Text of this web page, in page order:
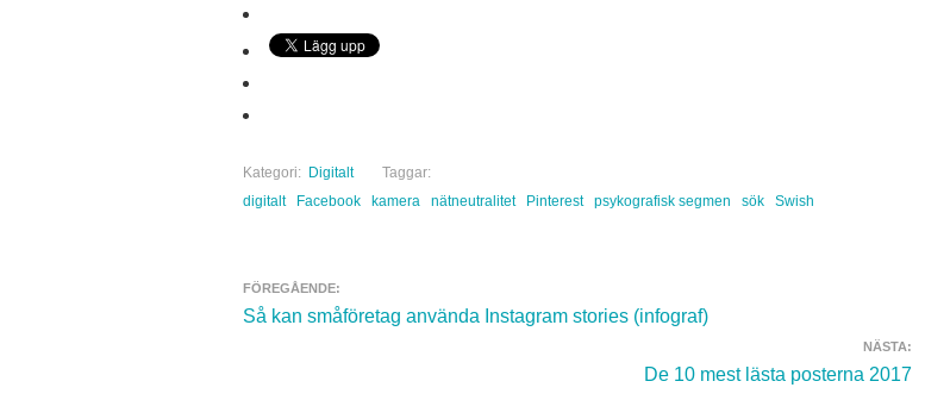
Kategori: Digitalt
Taggar:
digitalt
Facebook kamera nätneutralitet Pinterest psykografisk segmen sök Swish
Navigera inlägg
FÖREGÅENDE:
Så kan småföretag använda Instagram stories (infograf)
NÄSTA:
De 10 mest lästa posterna 2017